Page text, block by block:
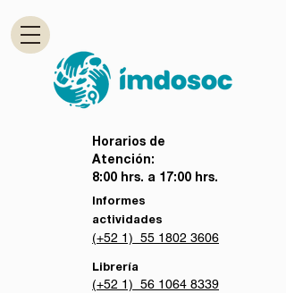
Horarios de
Atención:
8:00 hrs. a 17:00 hrs.
Informes
actividades
(+52 1) 55 1802 3606
Librería
(+52 1) 56 1064 8339